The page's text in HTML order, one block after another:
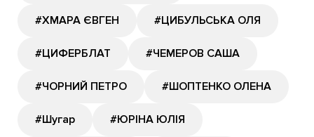
#ХМАРА ЄВГЕН #ЦИБУЛЬСЬКА ОЛЯ
#ЦИФЕРБЛАТ #ЧЕМЕРОВ САША
#ЧОРНИЙ ПЕТРО #ШОПТЕНКО ОЛЕНА
#Шугар #ЮРІНА ЮЛІЯ